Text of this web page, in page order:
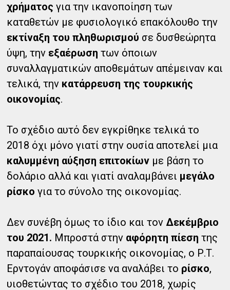
χρήματος για την ικανοποίηση των
καταθετών με φυσιολογικό επακόλουθο την
εκτίναξη του πληθωρισμού σε δυσθεώρητα
ύψη, την εξαέρωση των όποιων
συναλλαγματικών αποθεμάτων απέμειναν και
τελικά, την κατάρρευση της τουρκικής
οικονομίας.
Το σχέδιο αυτό δεν εγκρίθηκε τελικά το
2018 όχι μόνο γιατί στην ουσία αποτελεί μια
καλυμμένη αύξηση επιτοκίων με βάση το
δολάριο αλλά και γιατί αναλαμβάνει μεγάλο
ρίσκο για το σύνολο της οικονομίας.
Δεν συνέβη όμως το ίδιο και τονΔεκέμβριο
του 2021. Μπροστά στην αφόρητη πίεση της
παραπαίουσας τουρκικής οικονομίας, ο Ρ.Τ.
Ερντογάν αποφάσισε να αναλάβει το ρίσκο,
υιοθετώντας το σχέδιο του 2018, χωρίς